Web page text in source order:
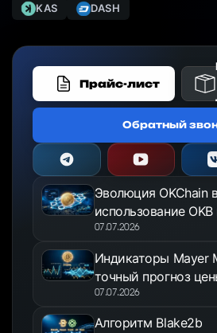
KAS
DASH
Прайс-лист
Обратный
Эволюция OKChain
использование
OKX Jumpstart в
07.07.2026
Индикаторы Mayer
точный прогноз
году
07.07.2026
Алгоритм Blake2b